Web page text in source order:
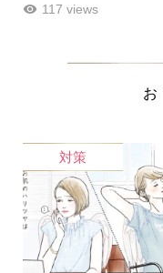
117 views
対策